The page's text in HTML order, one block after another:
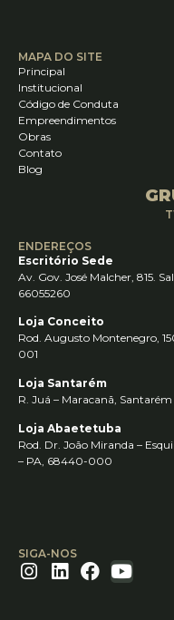
MAPA DO SITE
Principal
Institucional
Código de Conduta
Empreendimentos
Obras
Contato
Blog
ENDEREÇOS
Escritório Sede
Av. Gov. José Malcher, 815.
66055260
Loja Conceito
Rod. Augusto Montenegro,
001
Loja Santarém
R. Juá – Maracanã,
Loja Abaetetuba
Rod. Dr. João Miranda –
– PA, 68440-000
SIGA-NOS